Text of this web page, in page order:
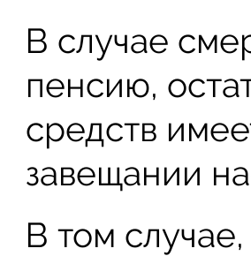
В случае
пенсию,
средств
завещании
В том